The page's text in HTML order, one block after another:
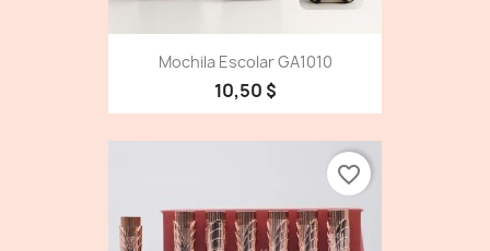
Mochila Escolar GA1010
10,50 $
favorite_border